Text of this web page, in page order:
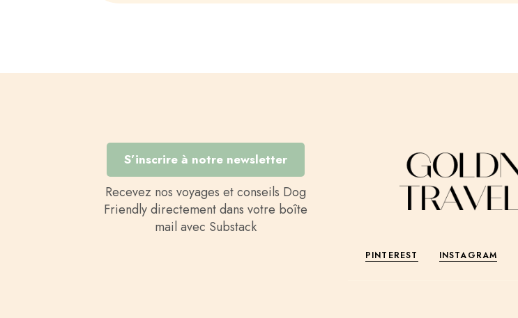
S’inscrire à notre newsletter
Recevez nos voyages et conseils Dog
Friendly directement dans votre boîte
mail avec Substack
PINTEREST INSTAGRAM